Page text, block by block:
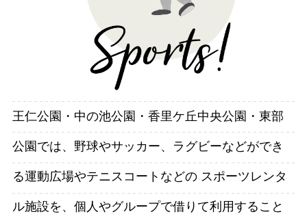
王仁公園・中の池公園・香里ケ丘中央公園・東部
公園では、野球やサッカー、ラグビーなどができ
る運動広場やテニスコートなどの スポーツレンタ
ル施設を、個人やグループで借りて利用すること